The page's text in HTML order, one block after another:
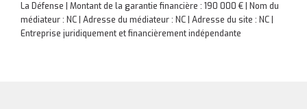
La Défense | Montant de la garantie financière : 190 000 € | Nom du
médiateur : NC | Adresse du médiateur : NC | Adresse du site : NC |
Entreprise juridiquement et financièrement indépendante